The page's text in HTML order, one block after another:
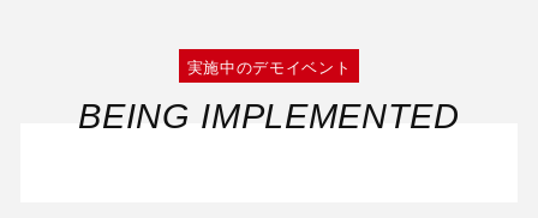
実施中のデモイベント
BEING IMPLEMENTED